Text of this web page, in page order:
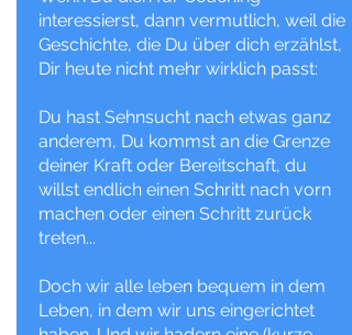
interessierst, dann vermutlich, weil die
Geschichte, die Du über dich erzählst,
Dir heute nicht mehr wirklich passt:
Du hast Sehnsucht nach etwas ganz
anderem, Du kommst an die Grenze
deiner Kraft oder Bereitschaft, du
willst endlich einen Schritt nach vorn
machen oder einen Schritt zurück
treten...
Doch wir alle leben bequem in dem
Leben, in dem wir uns eingerichtet